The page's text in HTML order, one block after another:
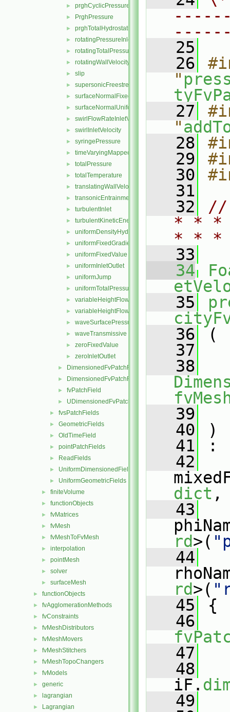
► prghCyclicPressure
► PrghPressure
► prghTotalHydrostaticPressure
► rotatingPressureInletOutletVelocity
► rotatingTotalPressure
► rotatingWallVelocity
► slip
► supersonicFreestream
► surfaceNormalFixedValue
► surfaceNormalUniformFixedValue
► swirlFlowRateInletVelocity
► swirlInletVelocity
► syringePressure
► timeVaryingMappedFixedValue
► totalPressure
► totalTemperature
► translatingWallVelocity
► transonicEntrainmentPressure
► turbulentInlet
► turbulentKineticEnergy
► uniformDensityHydrostaticPressure
► uniformFixedGradient
► uniformFixedValue
► uniformInletOutlet
► uniformJump
► uniformTotalPressure
► variableHeightFlowRate
► variableHeightFlowRateInletVelocity
► waveSurfacePressure
► waveTransmissive
► zeroFixedValue
► zeroInletOutlet
► DimensionedFvPatchFieldFunctions
► DimensionedFvPatchFields
► fvPatchField
► UDimensionedFvPatchFields
► fvsPatchFields
► GeometricFields
► OldTimeField
► pointPatchFields
► ReadFields
► UniformDimensionedFields
► UniformGeometricFields
► finiteVolume
► functionObjects
► fvMatrices
► fvMesh
► fvMeshToFvMesh
► interpolation
► pointMesh
► solver
► surfaceMesh
► functionObjects
► fvAgglomerationMethods
► fvConstraints
► fvMeshDistributors
► fvMeshMovers
► fvMeshStitchers
► fvMeshTopoChangers
► fvModels
► generic
► lagrangian
► Lagrangian
   25
   26
"
   27
"
   28
   29
   30
   31
   32
//
* * *
* *
   33
   34
   35
   36
(
   37
   38
   39
   40
)
   41
:
   42
dict ,
   43
rd>(
   44
rd>(
   45
{
   46
   47
   48
iF.
   49